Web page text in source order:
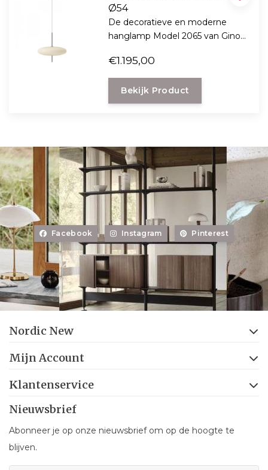
Ø54
De decoratieve en moderne
hanglamp Model 2065 van Gino
en nu volledig in een nieuw
design jasje gestoken voor
boven uw tafel.
€1.195,00
Bekijk Product
Facebook Instagram Pinterest
Nordic New
Mijn Account
Klantenservice
Nieuwsbrief
Abonneer je op onze nieuwsbrief om op de hoogte te
blijven.